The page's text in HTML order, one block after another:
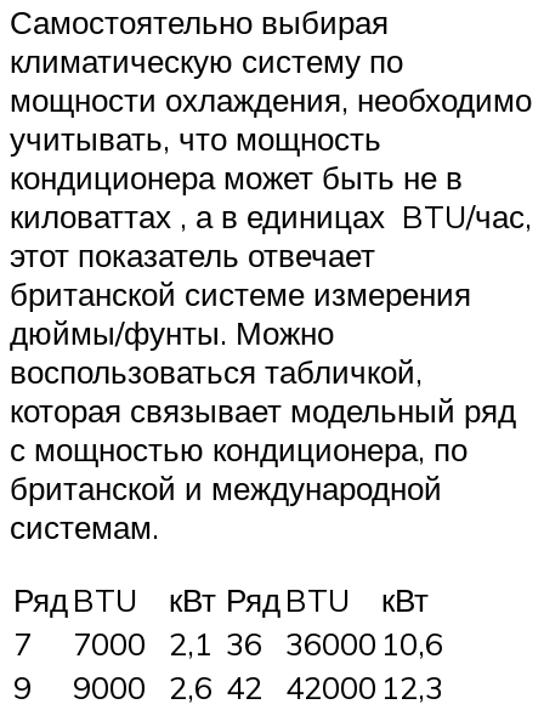
Самостоятельно выбирая
климатическую систему по
мощности охлаждения, необходимо
учитывать, что мощность
кондиционера может быть не в
киловаттах , а в единицах BTU/час,
этот показатель отвечает
британской системе измерения
дюймы/фунты. Можно
воспользоваться табличкой,
которая связывает модельный ряд
с мощностью кондиционера, по
британской и международной
системам.
РядBTU кВт РядBTU
кВт
7
7000 2,1 36 36000 10,6
9
9000 2,6 42 42000 12,3